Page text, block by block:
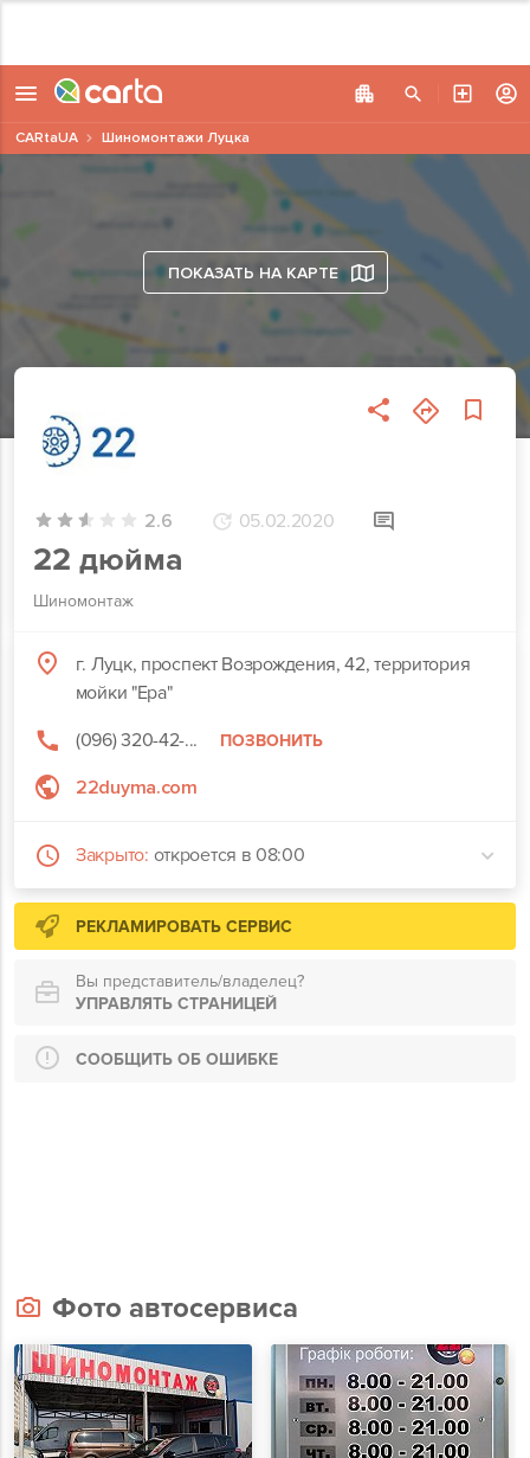
ПОКАЗАТЬ НА КАРТЕ
2.6 05.02.2020
22 дюйма
Шиномонтаж
г. Луцк, проспект Возрождения, 42, территория
мойки "Ера"
(096) 320-42-...
ПОЗВОНИТЬ
22duyma.com
Закрыто: откроется в 08:00
РЕКЛАМИРОВАТЬ СЕРВИС
Вы представитель/владелец?
УПРАВЛЯТЬ СТРАНИЦЕЙ
СООБЩИТЬ ОБ ОШИБКЕ
CARtaUA Шиномонтажи Луцка
Фото автосервиса